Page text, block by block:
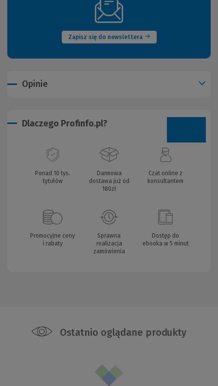
Zapisz się do newslettera
(Nowe
okno)
Opinie
Dlaczego Profinfo.pl?
Ponad 10 tys.
tytułów
Darmowa
dostawa już od
180zł
Czat online z
konsultantem
Promocyjne ceny
i rabaty
Sprawna
realizacja
zamówienia
Dostęp do
ebooka w 5 minut
Ostatnio oglądane produkty